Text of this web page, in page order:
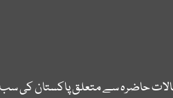
حاضرہ سے متعلق پاکستان کی